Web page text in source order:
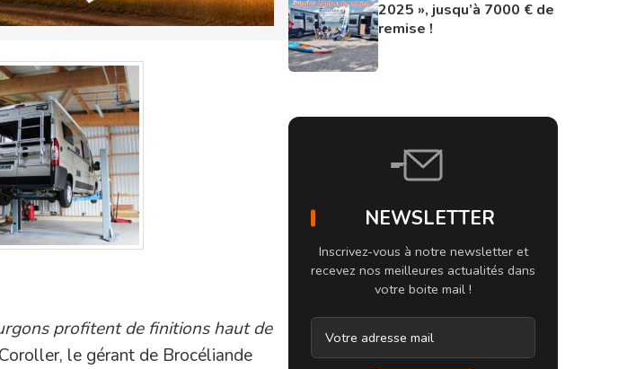
profitent de finitions haut de
le gérant de Brocéliande
2025 », jusqu’à 7000 € de
remise !
NEWSLETTER
Inscrivez-vous à notre newsletter et
recevez nos meilleures actualités dans
votre boite mail !